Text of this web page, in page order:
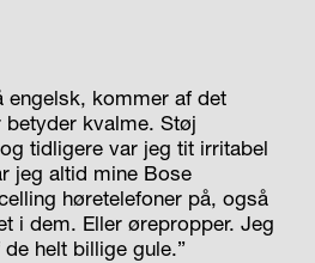
engelsk, kommer af det
betyder kvalme. Støj
tidligere var jeg tit irritabel
jeg altid mine Bose
høretelefoner på, også
i dem. Eller ørepropper. Jeg
helt billige gule.”